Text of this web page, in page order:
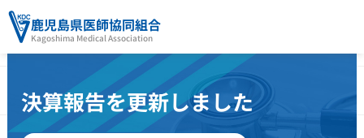
鹿児島県医師協同組合
Kagoshima Medical Association
決算報告を更新しました